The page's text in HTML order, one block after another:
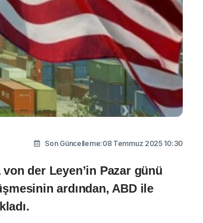
Son Güncelleme:08 Temmuz 2025 10:30
der Leyen’in Pazar günü
ardından, ABD ile